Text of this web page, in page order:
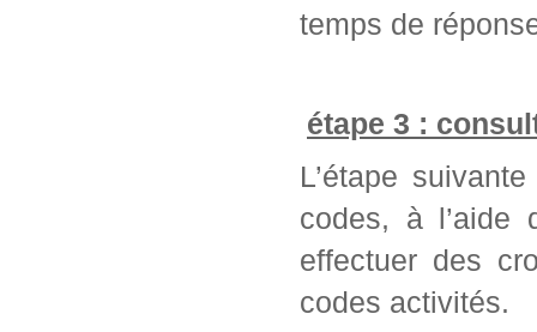
temps de
étape 3 :
L’étape
codes, à l’aide
effectuer des
codes activités.